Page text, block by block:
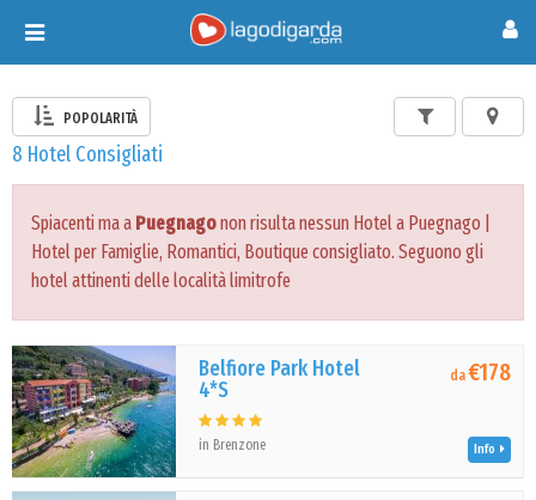
Toggle
navigation
POPOLARITÀ
8 Hotel Consigliati
Spiacenti ma a Puegnagonon risulta nessun Hotel a Puegnago |
Hotel per Famiglie, Romantici, Boutique consigliato. Seguono gli
hotel attinenti delle località limitrofe
Belfiore Park Hotel
4*S
in Brenzone
da€178
Info